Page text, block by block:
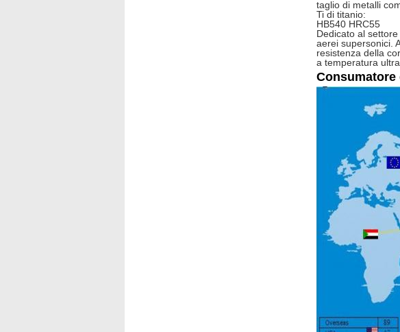
taglio di metalli
Ti di titanio:
HB540 HRC55
Dedicato al
aerei supersonici.
resistenza della
a temperatura